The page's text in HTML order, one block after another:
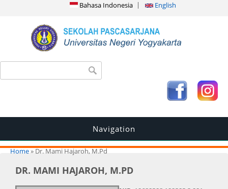
Bahasa Indonesia English
Search form
Navigation
You are here
Home» Dr. Mami Hajaroh, M.Pd
DR. MAMI HAJAROH, M.PD